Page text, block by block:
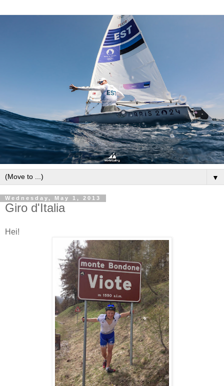
▼
Wednesday, May 1, 2013
Giro d'Italia
Hei!